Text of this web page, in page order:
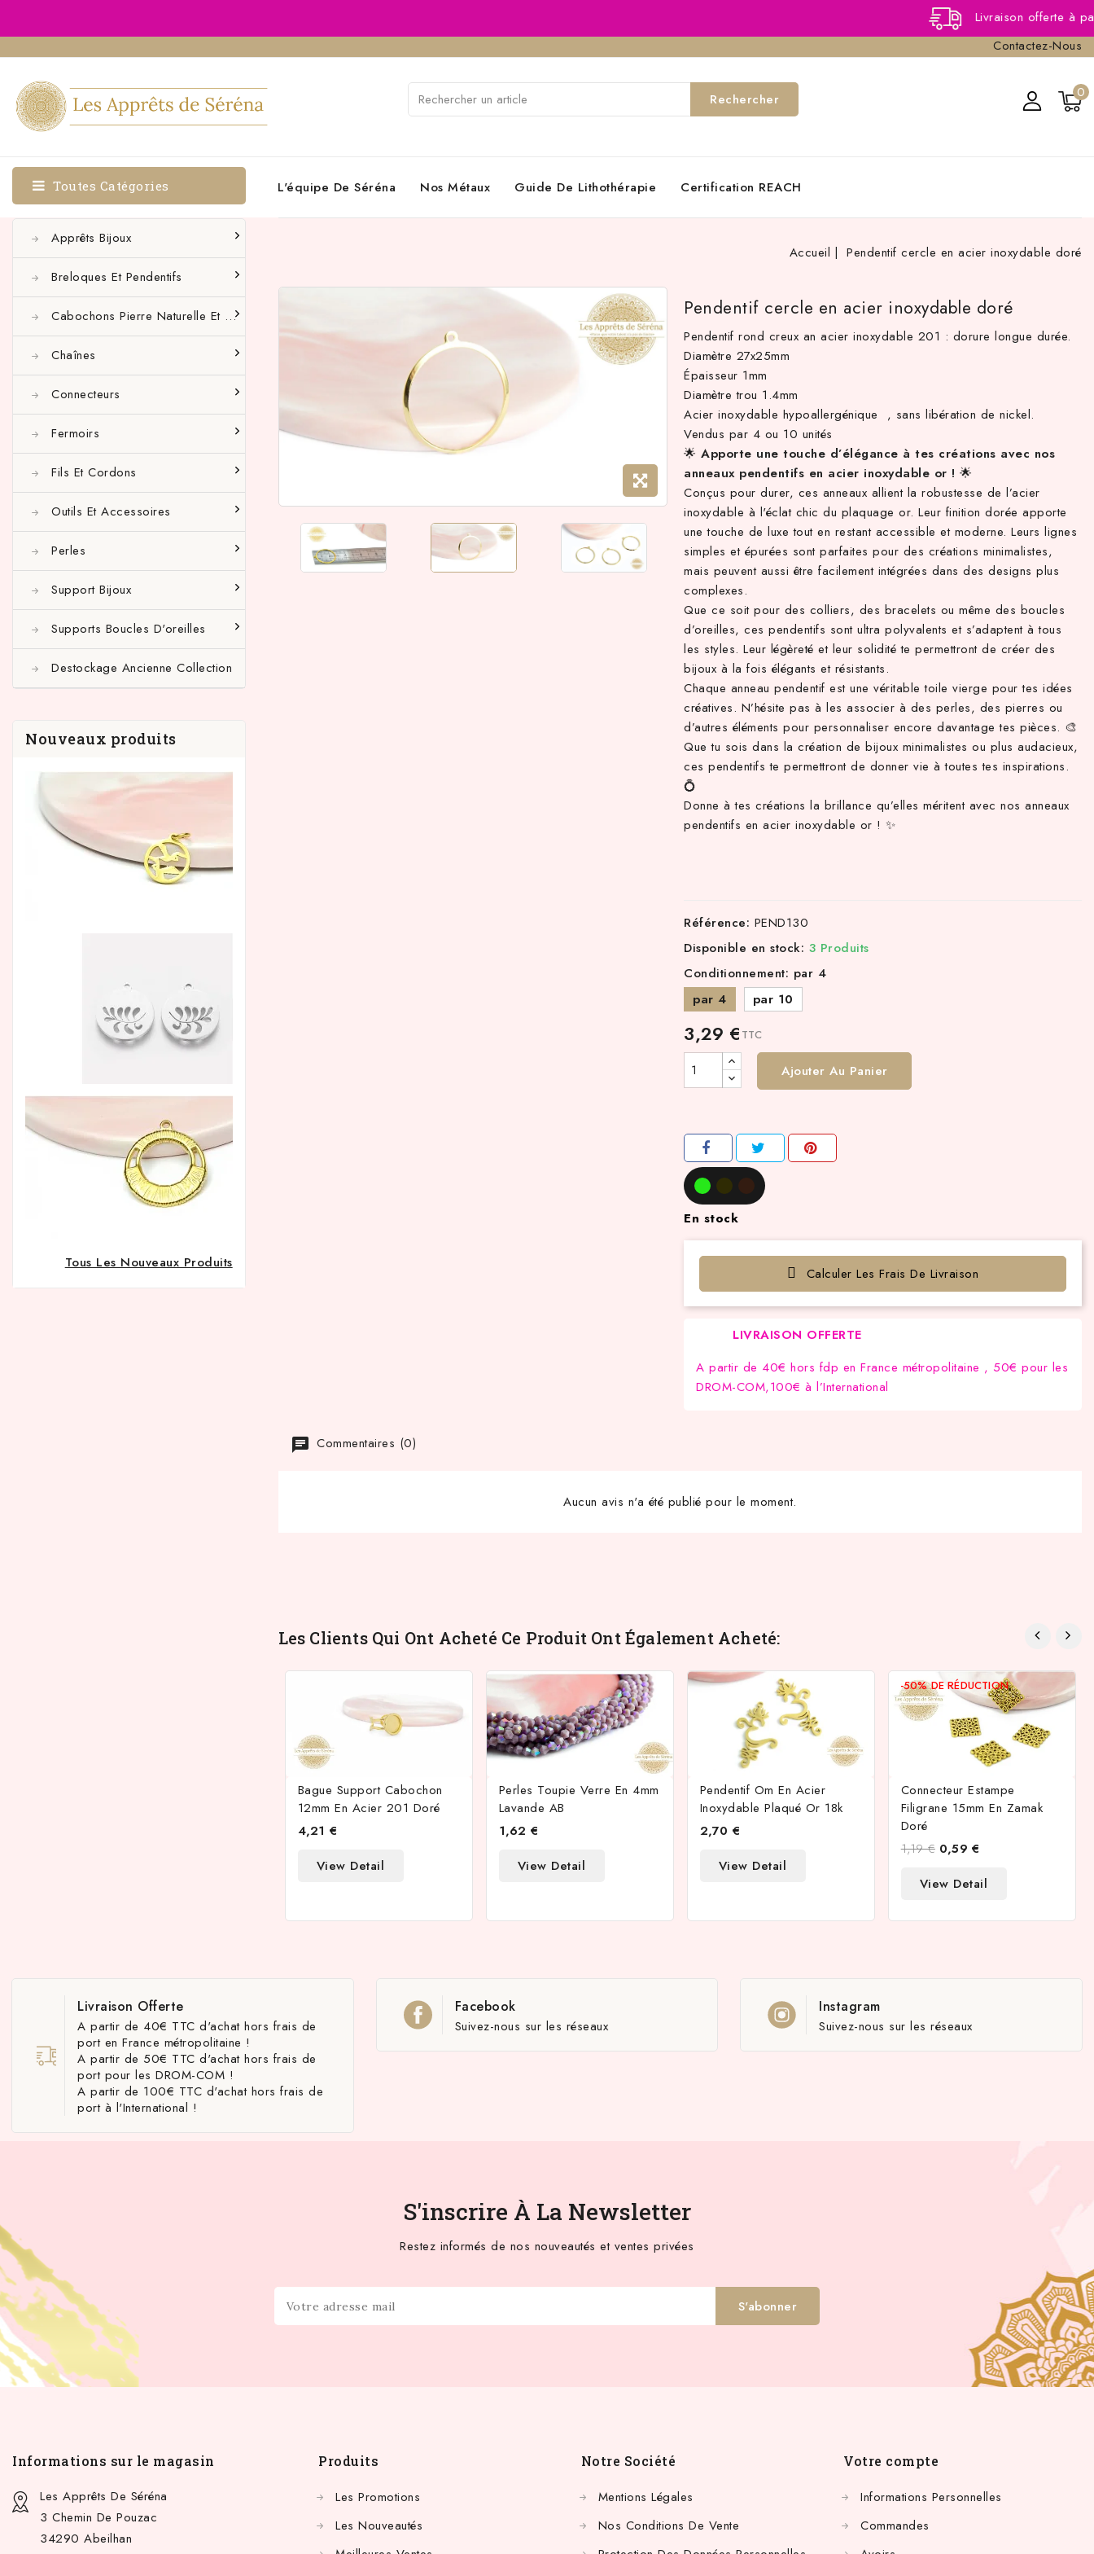
Livraison offerte à partir de
Contactez-Nous
0
Rechercher
L'équipe De Séréna Nos Métaux Guide De Lithothérapie Certification REACH
Toutes Catégories
Apprêts Bijoux
Perles À Écraser Et
Terminaisons De
Rallonge
Breloques Et Pendentifs
Cabochons Pierre Naturelle Et Autres
Chaînes
Connecteurs
Connecteurs Bases
Fermoirs
Fils Et Cordons
Outils Et Accessoires
Perles
Argent
Support Bijoux
Supports Boucles D'oreilles
Destockage Ancienne Collection
Nouveaux produits
Tous Les Nouveaux Produits
Accueil Pendentif cercle en acier inoxydable doré
Pendentif cercle en acier inoxydable doré
Pendentif rond creux an acier inoxydable 201 : dorure longue durée.
Diamètre 27x25mm
Épaisseur 1mm
Diamètre trou 1.4mm
Acier inoxydable hypoallergénique , sans libération de nickel.
Vendus par 4 ou 10 unités
🌟Apporte une touche d’élégance à tes créations avec nos
anneaux pendentifs en acier inoxydable or ! 🌟
Conçus pour durer, ces anneaux allient la robustesse de l’acier
inoxydable à l'éclat chic du plaquage or. Leur finition dorée apporte
une touche de luxe tout en restant accessible et moderne. Leurs lignes
simples et épurées sont parfaites pour des créations minimalistes,
mais peuvent aussi être facilement intégrées dans des designs plus
complexes.
Que ce soit pour des colliers, des bracelets ou même des boucles
d’oreilles, ces pendentifs sont ultra polyvalents et s’adaptent à tous
les styles. Leur légèreté et leur solidité te permettront de créer des
bijoux à la fois élégants et résistants.
Chaque anneau pendentif est une véritable toile vierge pour tes idées
créatives. N’hésite pas à les associer à des perles, des pierres ou
d’autres éléments pour personnaliser encore davantage tes pièces. 🎨
Que tu sois dans la création de bijoux minimalistes ou plus audacieux,
ces pendentifs te permettront de donner vie à toutes tes inspirations.
💍
Donne à tes créations la brillance qu’elles méritent avec nos anneaux
pendentifs en acier inoxydable or ! ✨
Référence: PEND130
Disponible en stock: 3 Produits
Conditionnement: par 4
par 4
par 10
3,29 € TTC
Ajouter Au Panier
En stock
Calculer Les Frais De Livraison
LIVRAISON OFFERTE
A partir de 40€ hors fdp en France métropolitaine , 50€ pour les
DROM-COM,100€ à l’International
Commentaires (0)
Aucun avis n'a été publié pour le moment.
Les Clients Qui Ont Acheté Ce Produit Ont Également Acheté:
Bague Support Cabochon
12mm En Acier 201 Doré
4,21 €
View Detail
Perles Toupie Verre En 4mm
Lavande AB
1,62 €
View Detail
Pendentif Om En Acier
Inoxydable Plaqué Or 18k
2,70 €
View Detail
Connecteur Estampe
Filigrane 15mm En Zamak
Doré
1,19 €
-50%DE RÉDUCTION
0,59 €
View Detail
Livraison Offerte
A partir de 40€ TTC d'achat hors frais de
port en France métropolitaine !
A partir de 50€ TTC d'achat hors frais de
port pour les DROM-COM !
A partir de 100€ TTC d'achat hors frais de
port à l'International !
Facebook
Suivez-nous sur les réseaux
Instagram
Suivez-nous sur les réseaux
S'inscrire À La Newsletter
Restez informés de nos nouveautés et ventes privées
Informations sur le magasin
Les Apprêts De Séréna
3 Chemin De Pouzac
34290 Abeilhan
Produits
Les Promotions
Les Nouveautés
Notre Société
Mentions Légales
Nos Conditions De Vente
Votre compte
Informations Personnelles
Commandes